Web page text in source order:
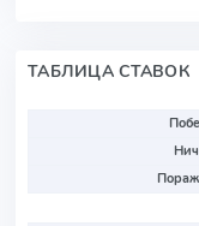
ТАБЛИЦА СТАВОК